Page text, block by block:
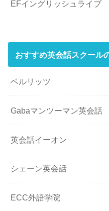
EFイングリッシュライブ
おすすめ英会話スクール
ベルリッツ
Gabaマンツーマン英会話
英会話イーオン
シェーン英会話
ECC外語学院